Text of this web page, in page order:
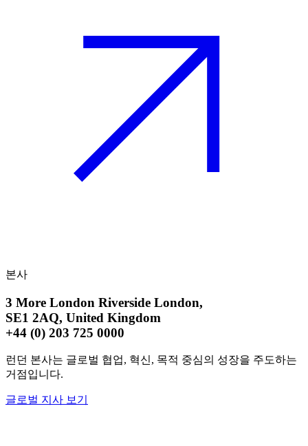
본사
3 More London Riverside London,
SE1 2AQ, United Kingdom
+44 (0) 203 725 0000
런던 본사는 글로벌 협업, 혁신, 목적 중심의 성장을 주도하는
거점입니다.
글로벌 지사 보기